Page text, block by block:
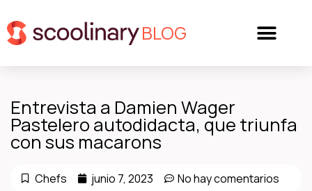
BLOG
Entrevista a Damien Wager
Pastelero autodidacta, que triunfa
con sus macarons
Chefs junio 7, 2023 No hay comentarios